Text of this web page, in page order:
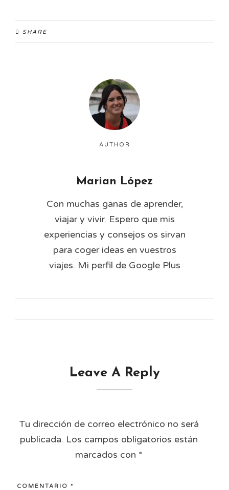
SHARE
AUTHOR
Marian López
Con muchas ganas de aprender,
viajar y vivir. Espero que mis
experiencias y consejos os sirvan
para coger ideas en vuestros
viajes. Mi perfil de Google Plus
Leave A Reply
Tu dirección de correo electrónico no será
publicada. Los campos obligatorios están
marcados con *
COMENTARIO *